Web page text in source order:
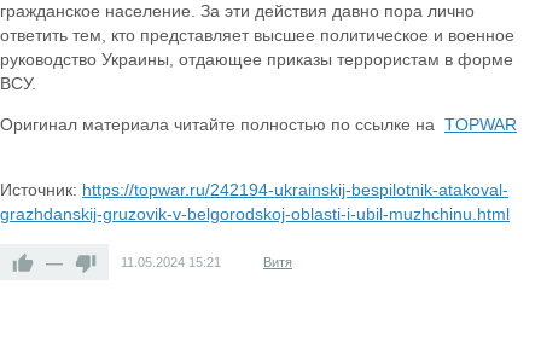
гражданское население. За эти действия давно пора лично
ответить тем, кто представляет высшее политическое и военное
руководство Украины, отдающее приказы террористам в форме
ВСУ.
Оригинал материала читайте полностью по ссылке на TOPWAR
Источник: https://topwar.ru/242194-ukrainskij-bespilotnik-atakoval-
grazhdanskij-gruzovik-v-belgorodskoj-oblasti-i-ubil-muzhchinu.html
— 11.05.2024 15:21 Витя